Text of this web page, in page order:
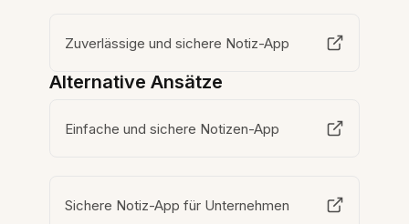
Zuverlässige und sichere Notiz-App
Alternative Ansätze
Einfache und sichere Notizen-App
Sichere Notiz-App für Unternehmen